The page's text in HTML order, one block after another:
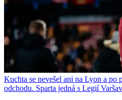
Kuchta se nevešel ani na Lyon a po
odchodu. Sparta jedná s Legií